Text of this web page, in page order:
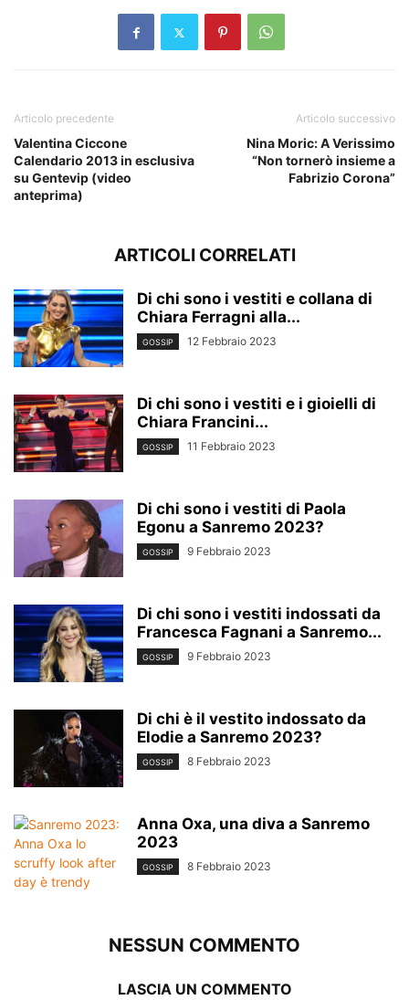
Articolo precedente
Valentina Ciccone
Calendario 2013 in esclusiva
su Gentevip (video
anteprima)
Articolo successivo
Nina Moric: A Verissimo
“Non tornerò insieme a
Fabrizio Corona”
ARTICOLI CORRELATI
Di chi sono i vestiti e collana di
Chiara Ferragni alla...
GOSSIP 12 Febbraio 2023
Di chi sono i vestiti e i gioielli di
Chiara Francini...
GOSSIP 11 Febbraio 2023
Di chi sono i vestiti di Paola
Egonu a Sanremo 2023?
GOSSIP 9 Febbraio 2023
Di chi sono i vestiti indossati da
Francesca Fagnani a Sanremo...
GOSSIP 9 Febbraio 2023
Di chi è il vestito indossato da
Elodie a Sanremo 2023?
GOSSIP 8 Febbraio 2023
Anna Oxa, una diva a Sanremo
2023
GOSSIP 8 Febbraio 2023
NESSUN COMMENTO
LASCIA UN COMMENTO